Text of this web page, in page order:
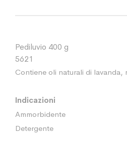
Pediluvio 400 g
5621
Contiene oli naturali di lavanda,
Indicazioni
Ammorbidente
Detergente